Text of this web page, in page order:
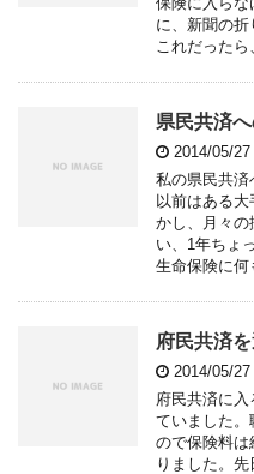
に、新聞の折
これだったら
県民共済
2014/05/27
私の県民共済
以前はある
かし、月々の
い、1年ちょ
生命保険に何
府民共済
2014/05/27
府民共済に
ていました。
ので保険料は
りました。